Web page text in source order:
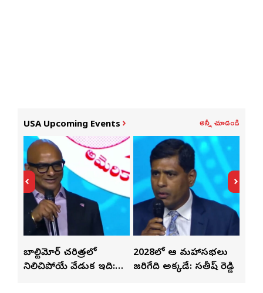
USA Upcoming Events అన్నీ చూడండి
బాల్టిమోర్ చరిత్రలో
నిలిచిపోయే వేడుక ఇది:
2028లో ఆటా మహాసభలు
జరిగేది అక్కడే: సతీష్ రెడ్డి